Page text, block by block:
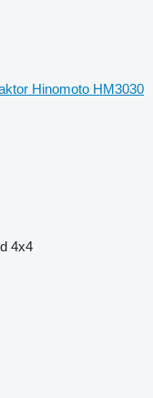
Hinomoto HM3030
4x4